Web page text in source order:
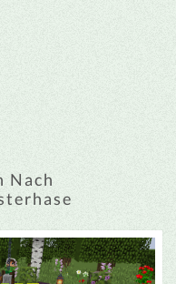
Nach